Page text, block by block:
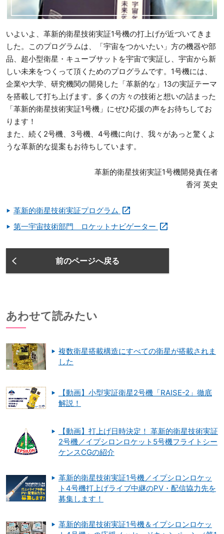
いよいよ、革新的衛星技術実証1号機の打上げが近づいてきま
した。このプログラムは、「宇宙をつかいたい」方の機器や部
品、超小型衛星・キューブサットを宇宙で実証し、宇宙から新
しい未来をつくって頂くためのプログラムです。1号機には、
企業や大学、研究機関の開発した「革新的な」13の実証テーマ
を搭載して打ち上げます。多くの方々の技術と想いの詰まった
「革新的衛星技術実証1号機」にぜひ応援の声をお待ちしてお
ります！
また、続く2号機、3号機、4号機に向け、我々があっと驚くよ
うな革新的な提案もお待ちしています。
革新的衛星技術実証1号機開発責任者
香河 英史
革新的衛星技術実証プログラム
第一宇宙技術部門 ロケットナビゲーター
前のページへ戻る
あわせて読みたい
複数衛星搭載構造にすべての衛星が搭載されま
した
【動画】小型実証衛星2号機「RAISE-2」徹底
解説！
【動画】打上げ日時決定！ 革新的衛星技術実証
2号機／イプシロンロケット5号機フライトシー
ケンスCGの紹介
革新的衛星技術実証1号機／イプシロンロケッ
ト4号機打上げライブ中継のPV・配信協力先を
募集します！
革新的衛星技術実証1号機＆イプシロンロケッ